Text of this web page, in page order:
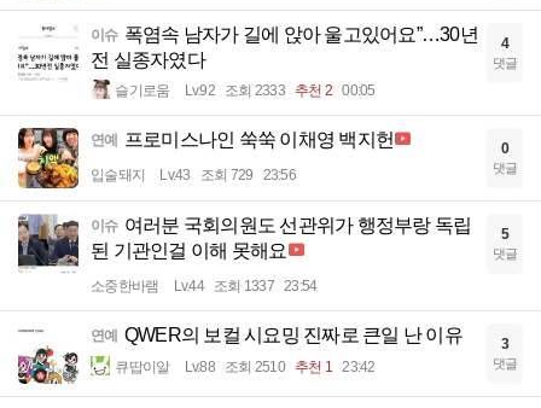
이슈 폭염속 남자가 길에 앉아 울고있어요”…30년
전 실종자였다
슬기로움 Lv.92 조회 2333 추천 2 00:05
4
댓글
연예 프로미스나인 쑥쑥 이채영 백지헌
입술돼지 Lv.43 조회 729 23:56
0
댓글
이슈 여러분 국회의원도 선관위가 행정부랑 독립
된 기관인걸 이해 못해요
소중한바램 Lv.44 조회 1337 23:54
5
댓글
연예 QWER의 보컬 시요밍 진짜로 큰일 난 이유
큐땁이알 Lv.88 조회 2510 추천 1 23:42
3
댓글